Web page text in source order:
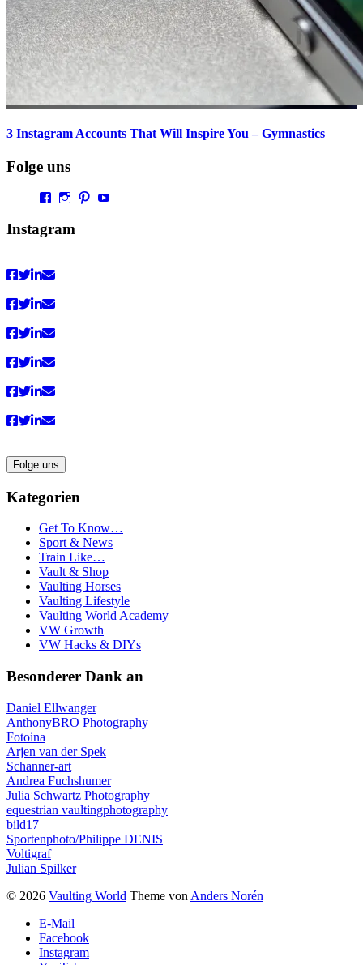
3 Instagram Accounts That Will Inspire You – Gymnastics
Folge uns
Profil
auf
Profil
auf
Profil
Instagram
Folge uns
Kategorien
Get To Know…
Sport & News
Train Like…
Vault & Shop
Vaulting Horses
Vaulting Lifestyle
Vaulting World Academy
VW Growth
VW Hacks & DIYs
Besonderer Dank an
Daniel Ellwanger
AnthonyBRO Photography
Fotoina
Arjen van der Spek
Schanner-art
Andrea Fuchshumer
Julia Schwartz Photography
equestrian vaultingphotography
bild17
Sportenphoto/Philippe DENIS
Voltigraf
Julian Spilker
© 2026 Vaulting World Theme von Anders Norén
E-Mail
Facebook
Instagram